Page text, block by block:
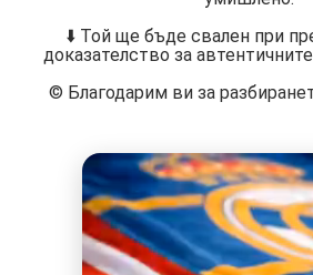
⬇️ Той ще бъде свален при
доказателство за
©️ Благодарим ви за